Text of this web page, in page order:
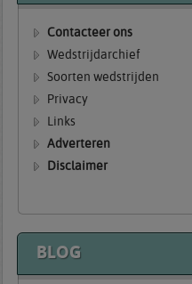
Contacteer ons
Wedstrijdarchief
Soorten wedstrijden
Privacy
Links
Adverteren
Disclaimer
BLOG